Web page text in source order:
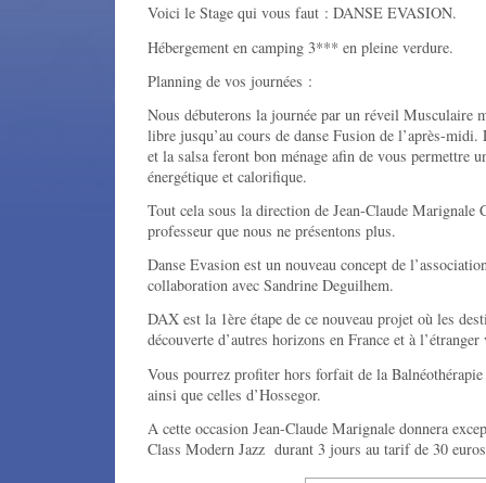
Voici le Stage qui vous faut : DANSE EVASION.
Hébergement en camping 3*** en pleine verdure.
Planning de vos journées :
Nous débuterons la journée par un réveil Musculaire
libre jusqu’au cours de danse Fusion de l’après-
et la salsa feront bon ménage afin de vous permettre
énergétique et calorifique.
Tout cela sous la direction de Jean-Claude Marignale
professeur que nous ne présentons plus.
Danse Evasion est un nouveau concept de
collaboration avec Sandrine Deguilhem.
DAX est la 1ère étape de ce nouveau projet où les
découverte d’autres horizons en France et à
Vous pourrez profiter hors forfait de la Balnéothérapie
ainsi que celles d’Hossegor.
A cette occasion Jean-Claude Marignale donnera
Class Modern Jazz durant 3 jours au tarif de 30